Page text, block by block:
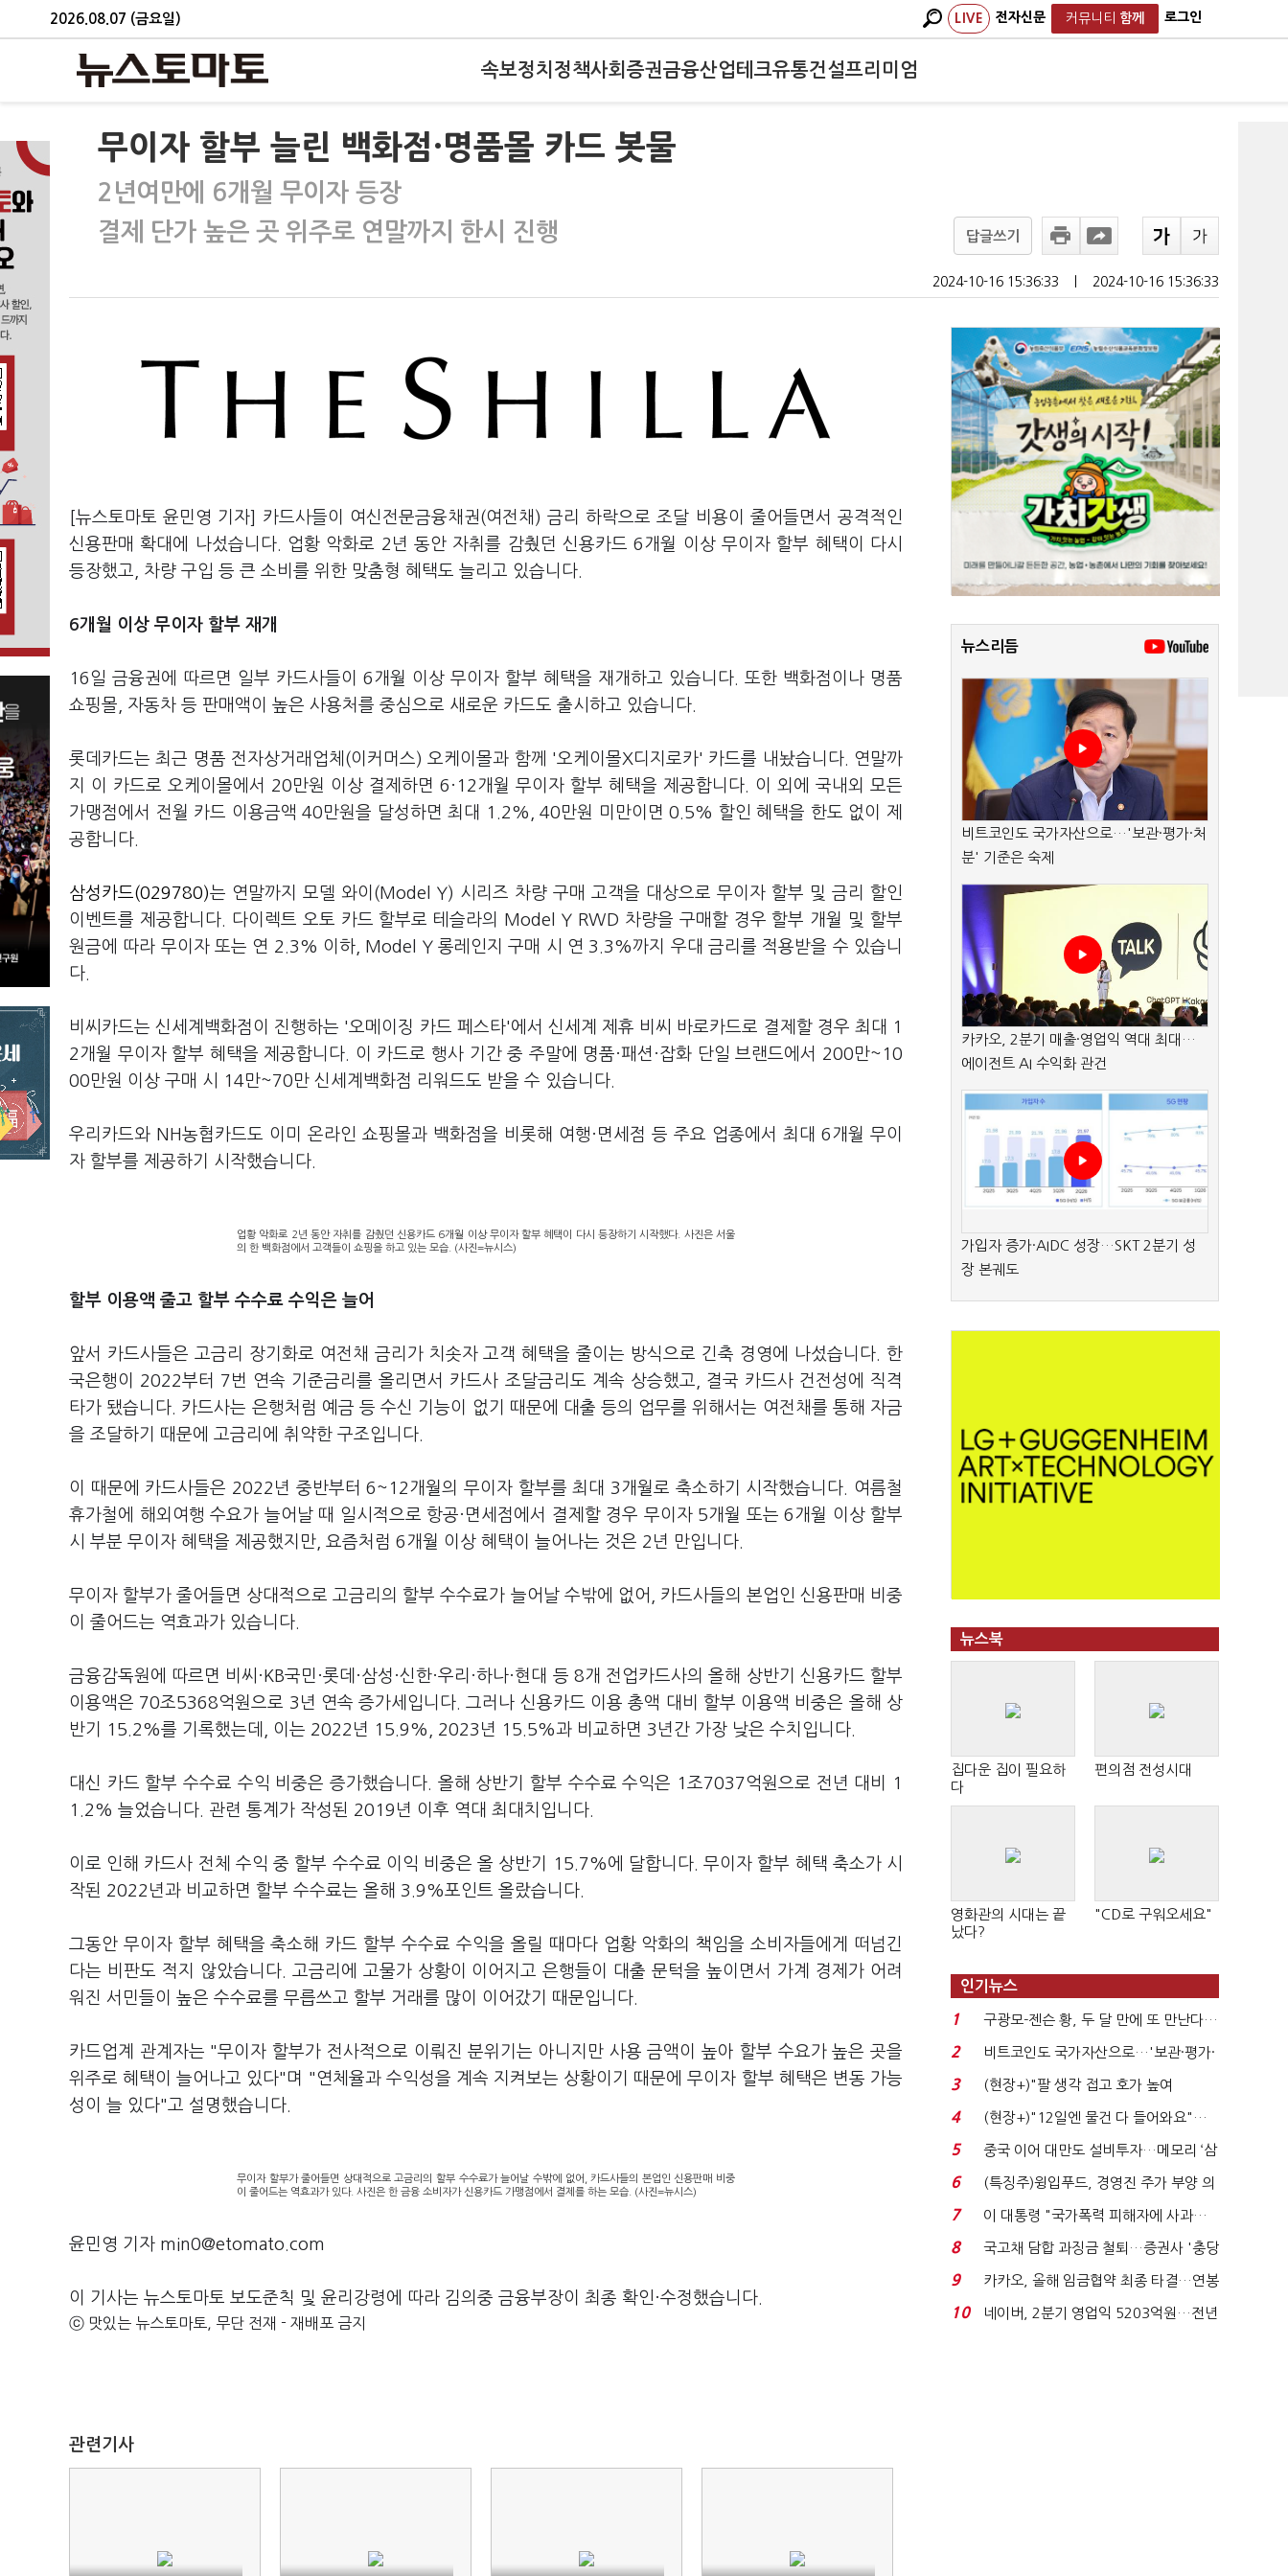
2026.08.07 (금요일) LIVE 전자신문 커뮤니티 함께 로그인
속보정치 정책사회 증권금융산업테크유통건설프리미엄
무이자 할부 늘린 백화점·명품몰 카드 봇물
2년여만에 6개월 무이자 등장
결제 단가 높은 곳 위주로 연말까지 한시 진행
답글쓰기
2024-10-16 15:36:33 2024-10-16 15:36:33
[뉴스토마토 윤민영 기자] 카드사들이 여신전문금융채권(여전채) 금리 하락으로 조달 비용이 줄어들면서 공격적인
신용판매 확대에 나섰습니다. 업황 악화로 2년 동안 자취를 감췄던 신용카드 6개월 이상 무이자 할부 혜택이 다시
등장했고, 차량 구입 등 큰 소비를 위한 맞춤형 혜택도 늘리고 있습니다.
6개월 이상 무이자 할부 재개
16일 금융권에 따르면 일부 카드사들이 6개월 이상 무이자 할부 혜택을 재개하고 있습니다. 또한 백화점이나 명품
쇼핑몰, 자동차 등 판매액이 높은 사용처를 중심으로 새로운 카드도 출시하고 있습니다.
롯데카드는 최근 명품 전자상거래업체(이커머스) 오케이몰과 함께 '오케이몰X디지로카' 카드를 내놨습니다. 연말까
지 이 카드로 오케이몰에서 20만원 이상 결제하면 6·12개월 무이자 할부 혜택을 제공합니다. 이 외에 국내외 모든
가맹점에서 전월 카드 이용금액 40만원을 달성하면 최대 1.2%, 40만원 미만이면 0.5% 할인 혜택을 한도 없이 제
공합니다.
삼성카드(029780)는 연말까지 모델 와이(Model Y) 시리즈 차량 구매 고객을 대상으로 무이자 할부 및 금리 할인
이벤트를 제공합니다. 다이렉트 오토 카드 할부로 테슬라의 Model Y RWD 차량을 구매할 경우 할부 개월 및 할부
원금에 따라 무이자 또는 연 2.3% 이하, Model Y 롱레인지 구매 시 연 3.3%까지 우대 금리를 적용받을 수 있습니
다.
비씨카드는 신세계백화점이 진행하는 '오메이징 카드 페스타'에서 신세계 제휴 비씨 바로카드로 결제할 경우 최대 1
2개월 무이자 할부 혜택을 제공합니다. 이 카드로 행사 기간 중 주말에 명품·패션·잡화 단일 브랜드에서 200만~10
00만원 이상 구매 시 14만~70만 신세계백화점 리워드도 받을 수 있습니다.
우리카드와 NH농협카드도 이미 온라인 쇼핑몰과 백화점을 비롯해 여행·면세점 등 주요 업종에서 최대 6개월 무이
자 할부를 제공하기 시작했습니다.
업황 악화로 2년 동안 자취를 감췄던 신용카드 6개월 이상 무이자 할부 혜택이 다시 등장하기 시작했다. 사진은 서울
의 한 백화점에서 고객들이 쇼핑을 하고 있는 모습. (사진=뉴시스)
할부 이용액 줄고 할부 수수료 수익은 늘어
앞서 카드사들은 고금리 장기화로 여전채 금리가 치솟자 고객 혜택을 줄이는 방식으로 긴축 경영에 나섰습니다. 한
국은행이 2022부터 7번 연속 기준금리를 올리면서 카드사 조달금리도 계속 상승했고, 결국 카드사 건전성에 직격
타가 됐습니다. 카드사는 은행처럼 예금 등 수신 기능이 없기 때문에 대출 등의 업무를 위해서는 여전채를 통해 자금
을 조달하기 때문에 고금리에 취약한 구조입니다.
이 때문에 카드사들은 2022년 중반부터 6~12개월의 무이자 할부를 최대 3개월로 축소하기 시작했습니다. 여름철
휴가철에 해외여행 수요가 늘어날 때 일시적으로 항공·면세점에서 결제할 경우 무이자 5개월 또는 6개월 이상 할부
시 부분 무이자 혜택을 제공했지만, 요즘처럼 6개월 이상 혜택이 늘어나는 것은 2년 만입니다.
무이자 할부가 줄어들면 상대적으로 고금리의 할부 수수료가 늘어날 수밖에 없어, 카드사들의 본업인 신용판매 비중
이 줄어드는 역효과가 있습니다.
금융감독원에 따르면 비씨·KB국민·롯데·삼성·신한·우리·하나·현대 등 8개 전업카드사의 올해 상반기 신용카드 할부
이용액은 70조5368억원으로 3년 연속 증가세입니다. 그러나 신용카드 이용 총액 대비 할부 이용액 비중은 올해 상
반기 15.2%를 기록했는데, 이는 2022년 15.9%, 2023년 15.5%과 비교하면 3년간 가장 낮은 수치입니다.
대신 카드 할부 수수료 수익 비중은 증가했습니다. 올해 상반기 할부 수수료 수익은 1조7037억원으로 전년 대비 1
1.2% 늘었습니다. 관련 통계가 작성된 2019년 이후 역대 최대치입니다.
이로 인해 카드사 전체 수익 중 할부 수수료 이익 비중은 올 상반기 15.7%에 달합니다. 무이자 할부 혜택 축소가 시
작된 2022년과 비교하면 할부 수수료는 올해 3.9%포인트 올랐습니다.
그동안 무이자 할부 혜택을 축소해 카드 할부 수수료 수익을 올릴 때마다 업황 악화의 책임을 소비자들에게 떠넘긴
다는 비판도 적지 않았습니다. 고금리에 고물가 상황이 이어지고 은행들이 대출 문턱을 높이면서 가계 경제가 어려
워진 서민들이 높은 수수료를 무릅쓰고 할부 거래를 많이 이어갔기 때문입니다.
카드업계 관계자는 "무이자 할부가 전사적으로 이뤄진 분위기는 아니지만 사용 금액이 높아 할부 수요가 높은 곳을
위주로 혜택이 늘어나고 있다"며 "연체율과 수익성을 계속 지켜보는 상황이기 때문에 무이자 할부 혜택은 변동 가능
성이 늘 있다"고 설명했습니다.
무이자 할부가 줄어들면 상대적으로 고금리의 할부 수수료가 늘어날 수밖에 없어, 카드사들의 본업인 신용판매 비중
이 줄어드는 역효과가 있다. 사진은 한 금융 소비자가 신용카드 가맹점에서 결제를 하는 모습. (사진=뉴시스)
윤민영 기자 min0@etomato.com
이 기사는 뉴스토마토 보도준칙 및 윤리강령에 따라 김의중 금융부장이 최종 확인·수정했습니다.
ⓒ 맛있는 뉴스토마토, 무단 전재 - 재배포 금지
관련기사
뉴스리듬
비트코인도 국가자산으로…'보관·평가·처
분' 기준은 숙제
카카오, 2분기 매출·영업익 역대 최대…
에이전트 AI 수익화 관건
가입자 증가·AIDC 성장…SKT 2분기 성
장 본궤도
뉴스북
집다운 집이 필요하
다
편의점 전성시대
영화관의 시대는 끝
났다?
"CD로 구워오세요"
인기뉴스
1
구광모-젠슨 황, 두 달 만에 또 만난다…
로봇·AI 등 논...
2
비트코인도 국가자산으로…'보관·평가·
처분' 기준은 ...
3
(현장+)"팔 생각 접고 호가 높여
요"…'덜 똘똘한 한 채' 20...
4
(현장+)"12일엔 물건 다 들어와요"…
빈 매대 채우며 문 연 ...
5
중국 이어 대만도 설비투자…메모리 ‘삼
국전쟁’
6
(특징주)윙입푸드, 경영진 주가 부양 의
지에 상한가...
7
이 대통령 "국가폭력 피해자에 사과…
적극적 조사로 진...
8
국고채 담합 과징금 철퇴…증권사 '충당
금 폭탄' 우려...
9
카카오, 올해 임금협약 최종 타결…연봉
6.3% 인상·격려...
10
네이버, 2분기 영업익 5203억원…전년